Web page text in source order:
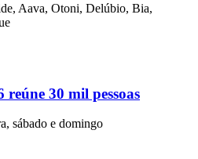
Aava, Otoni, Delúbio, Bia,
reúne 30 mil pessoas
sábado e domingo